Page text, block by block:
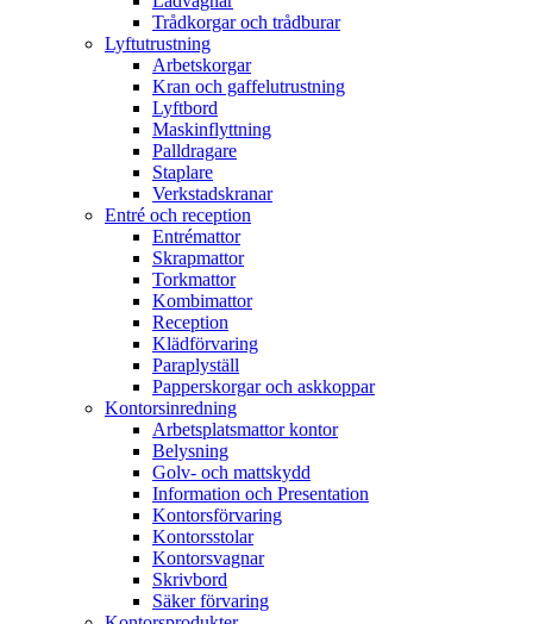
Trådkorgar och trådburar
Lyftutrustning
Arbetskorgar
Kran och gaffelutrustning
Lyftbord
Maskinflyttning
Palldragare
Staplare
Verkstadskranar
Entré och reception
Entrémattor
Skrapmattor
Torkmattor
Kombimattor
Reception
Klädförvaring
Paraplyställ
Papperskorgar och askkoppar
Kontorsinredning
Arbetsplatsmattor kontor
Belysning
Golv- och mattskydd
Information och Presentation
Kontorsförvaring
Kontorsstolar
Kontorsvagnar
Skrivbord
Säker förvaring